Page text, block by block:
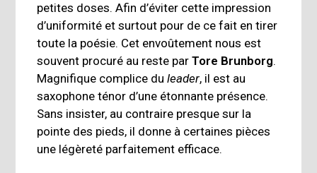
petites doses. Afin d’éviter cette impression
d’uniformité et surtout pour de ce fait en tirer
toute la poésie. Cet envoûtement nous est
souvent procuré au reste parTore Brunborg.
Magnifique complice duleader, il est au
saxophone ténor d’une étonnante présence.
Sans insister, au contraire presque sur la
pointe des pieds, il donne à certaines pièces
une légèreté parfaitement efficace.